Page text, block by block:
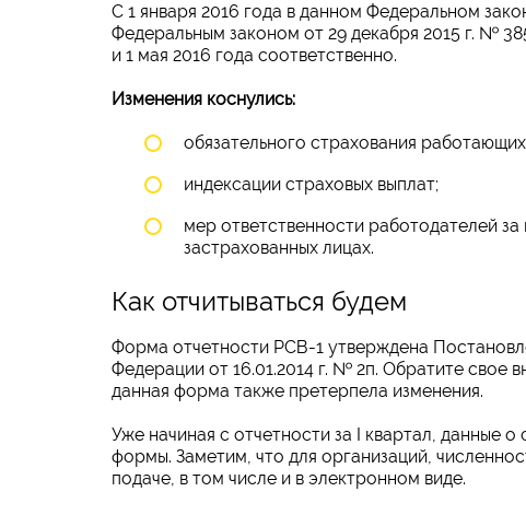
С 1 января 2016 года в данном Федеральном
Федеральным законом от 29 декабря 2015 г. №
и 1 мая 2016 года соответственно.
Изменения коснулись:
обязательного страхования
индексации страховых выплат;
мер ответственности работодателей
застрахованных лицах.
Как отчитываться будем
Форма отчетности РСВ-1 утверждена
Федерации от 16.01.2014 г. № 2п. Обратите свое
данная форма также претерпела изменения.
Уже начиная с отчетности за I квартал, данные
формы. Заметим, что для организаций,
подаче, в том числе и в электронном виде.